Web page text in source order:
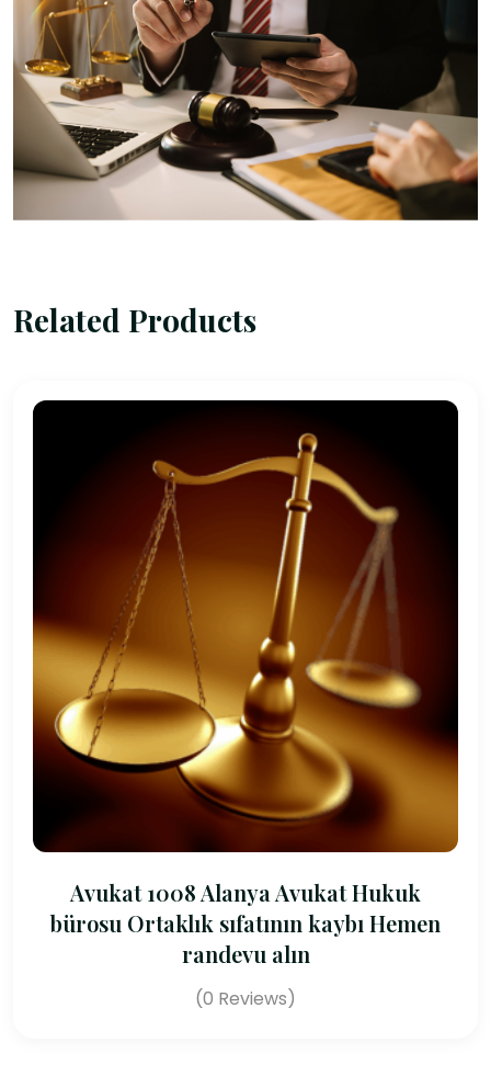
Related Products
Avukat 1008 Alanya Avukat Hukuk
bürosu Ortaklık sıfatının kaybı Hemen
randevu alın
(0 Reviews)